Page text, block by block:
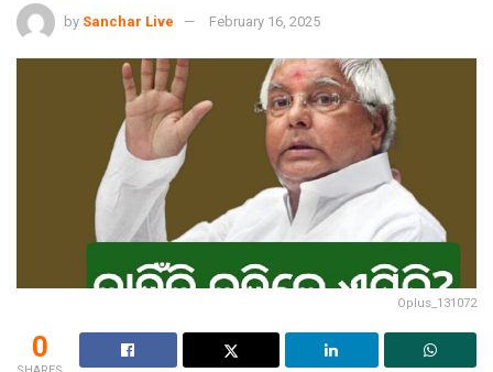
by Sanchar Live February 16, 2025
Oplus_131072
0